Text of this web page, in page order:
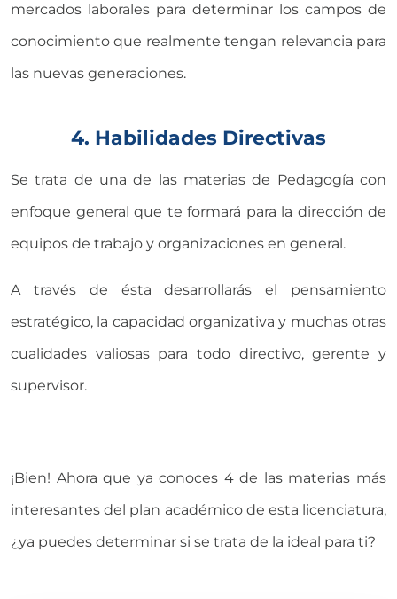
mercados laborales para determinar los campos de
conocimiento que realmente tengan relevancia para
las nuevas generaciones.
4. Habilidades Directivas
Se trata de una de las materias de Pedagogía con
enfoque general que te formará para la dirección de
equipos de trabajo y organizaciones en general.
A través de ésta desarrollarás el pensamiento
estratégico, la capacidad organizativa y muchas otras
cualidades valiosas para todo directivo, gerente y
supervisor.
¡Bien! Ahora que ya conoces 4 de las materias más
interesantes del plan académico de esta licenciatura,
¿ya puedes determinar si se trata de la ideal para ti?